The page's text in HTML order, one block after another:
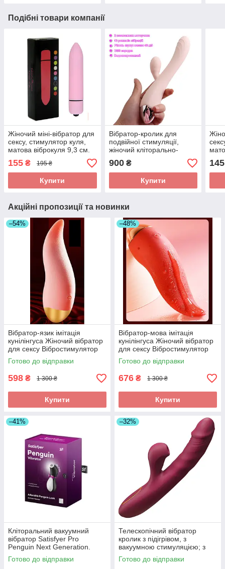
Подібні товари компанії
Жіночий міні-вібратор для
сексу, стимулятор куля,
матова віброкуля 9,3 см.
Секс іграшки для
дорослих. Рожевий
155 ₴ 195 ₴
Купити
Вібратор-кролик для
подвійної стимуляції,
жіночий кліторально-
вагінальний стимулятор.
Іграшки для сексу
900₴
Купити
145
Акційні пропозиції та новинки
–54%
Вібратор-язик імітація
кунілінгуса Жіночий вібратор
для сексу Вібростимулятор
Подарунок жінці
Готово до відправки
598 ₴ 1 300 ₴
Купити
–48%
Вібратор-мова імітація
кунілінгуса Жіночий вібратор
для сексу Вібростимулятор
Еротичний подарунок
Червоний
Готово до відправки
676 ₴ 1 300 ₴
Купити
–41%
Кліторальний вакуумний
вібратор Satisfyer Pro
Penguin Next Generation.
Стимулятор Пінгвін в
подарунковій коробці
Готово до відправки
–32%
Телескопічний вібратор
кролик з підігрівом, з
вакуумною стимуляцією; з
кульками, що рухаються, на
стовбурі
Готово до відправки